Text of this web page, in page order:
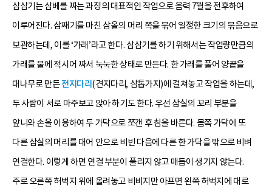
삼삼기는 삼베를 짜는 과정의 대표적인 작업으로 음력 7월을 전후하여
이루어진다. 삼째기를 마친 삼올의 머리 쪽을 묶어 일정한 크기의 묶음으로
보관하는데, 이를 ‘가래’라고 한다. 삼삼기를 하기 위해서는 작업량만큼의
가래를 물에 적시어 짜서 눅눅한 상태로 만든다. 한 가래를 풀어 양끝을
대나무로 만든전지다리 (견지다리, 삼톱가지)에 걸쳐놓고 작업을 하는데,
두 사람이 서로 마주보고 앉아 하기도 한다. 우선 삼실의 꼬리 부분을
앞니와 손을 이용하여 두 가닥으로 쪼갠 후 침을 바른다. 몸쪽 가닥에 또
다른 삼실의 머리를 대어 안으로 비빈 다음에 다른 한 가닥을 밖으로 비벼
연결한다. 이렇게 하면 연결 부분이 풀리지 않고 매듭이 생기지 않는다.
주로 오른쪽 허벅지 위에 올려놓고 비비지만 아프면 왼쪽 허벅지에 대로